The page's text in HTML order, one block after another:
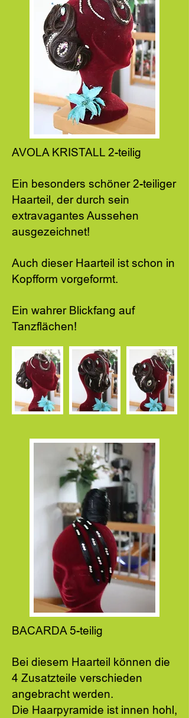
AVOLA KRISTALL 2-teilig
Ein besonders schöner 2-teiliger
Haarteil, der durch sein
extravagantes Aussehen
ausgezeichnet!
Auch dieser Haarteil ist schon in
Kopfform vorgeformt.
Ein wahrer Blickfang auf
Tanzflächen!
BACARDA 5-teilig
Bei diesem Haarteil können die
4 Zusatzteile verschieden
angebracht werden.
Die Haarpyramide ist innen hohl,